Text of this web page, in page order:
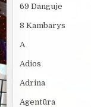
69 Danguje
8 Kambarys
A
Adios
Adrina
Agentūra